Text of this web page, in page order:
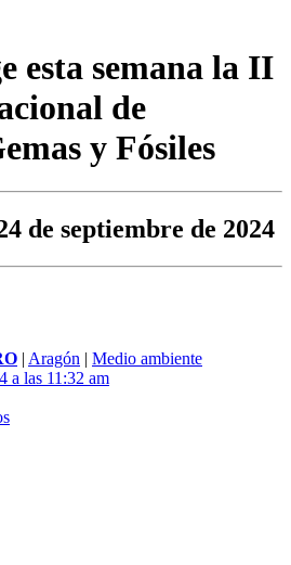
esta semana la II
de
y Fósiles
de septiembre de 2024
| Aragón | Medio ambiente
a las 11:32 am